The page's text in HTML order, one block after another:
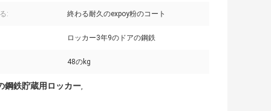
: 終わる耐久のexpoy粉のコート
ロッカー3年9のドアの鋼鉄
48のkg
鋼鉄貯蔵用ロッカー,